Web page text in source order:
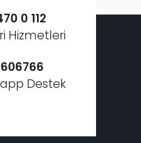
0 112
Hizmetleri
Destek